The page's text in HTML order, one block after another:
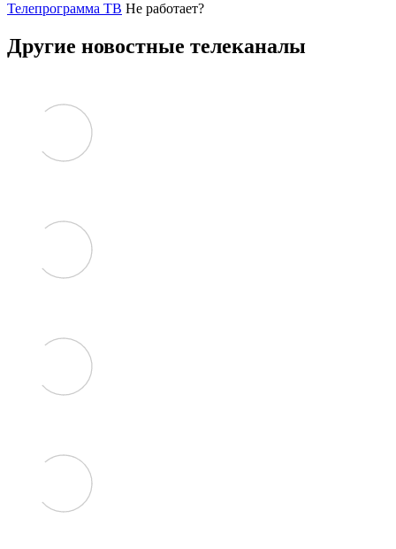
Телепрограмма ТВ Не работает?
Другие новостные телеканалы